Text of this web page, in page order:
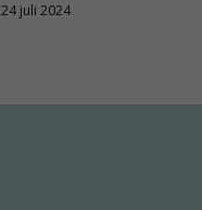
24 juli 2024